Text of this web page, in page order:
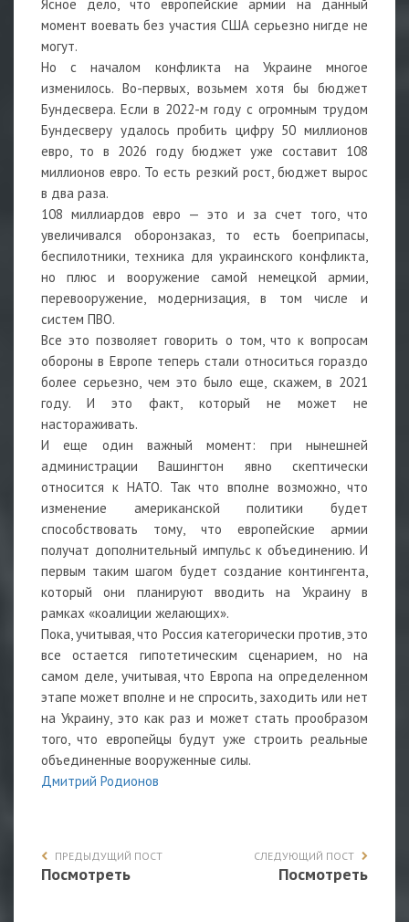
Ясное дело, что европейские армии на данный
момент воевать без участия США серьезно нигде не
могут.
Но с началом конфликта на Украине многое
изменилось. Во-первых, возьмем хотя бы бюджет
Бундесвера. Если в 2022-м году с огромным трудом
Бундесверу удалось пробить цифру 50 миллионов
евро, то в 2026 году бюджет уже составит 108
миллионов евро. То есть резкий рост, бюджет вырос
в два раза.
108 миллиардов евро — это и за счет того, что
увеличивался оборонзаказ, то есть боеприпасы,
беспилотники, техника для украинского конфликта,
но плюс и вооружение самой немецкой армии,
перевооружение, модернизация, в том числе и
систем ПВО.
Все это позволяет говорить о том, что к вопросам
обороны в Европе теперь стали относиться гораздо
более серьезно, чем это было еще, скажем, в 2021
году. И это факт, который не может не
настораживать.
И еще один важный момент: при нынешней
администрации Вашингтон явно скептически
относится к НАТО. Так что вполне возможно, что
изменение американской политики будет
способствовать тому, что европейские армии
получат дополнительный импульс к объединению. И
первым таким шагом будет создание контингента,
который они планируют вводить на Украину в
рамках «коалиции желающих».
Пока, учитывая, что Россия категорически против, это
все остается гипотетическим сценарием, но на
самом деле, учитывая, что Европа на определенном
этапе может вполне и не спросить, заходить или нет
на Украину, это как раз и может стать прообразом
того, что европейцы будут уже строить реальные
объединенные вооруженные силы.
Дмитрий Родионов
ПРЕДЫДУЩИЙ ПОСТ
Посмотреть
СЛЕДУЮЩИЙ ПОСТ
Посмотреть